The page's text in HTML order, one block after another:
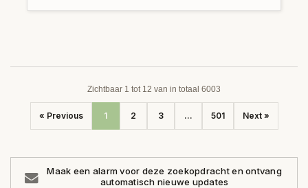
Zichtbaar 1 tot 12 van in totaal 6003
« Previous 1 2 3 ... 501 Next »
Maak een alarm voor deze zoekopdracht en ontvang
automatisch nieuwe updates